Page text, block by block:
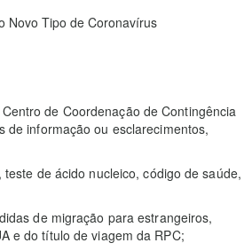
Novo Tipo de Coronavírus
de Coordenação de Contingência
de informação ou esclarecimentos,
de ácido nucleico, código de saúde,
de migração para estrangeiros,
e do título de viagem da RPC;